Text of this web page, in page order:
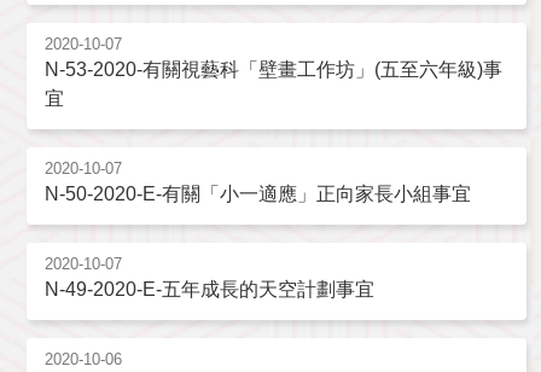
2020-10-07
N-53-2020-有關視藝科「壁畫工作坊」(五至六年級)事
宜
2020-10-07
N-50-2020-E-有關「小一適應」正向家長小組事宜
2020-10-07
N-49-2020-E-五年成長的天空計劃事宜
2020-10-06